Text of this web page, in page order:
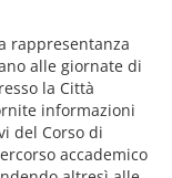
rappresentanza
alle giornate di
la Città
informazioni
del Corso di
accademico